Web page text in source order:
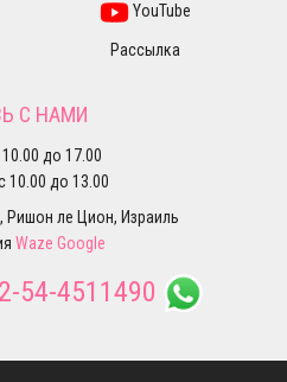
YouTube
Рассылка
С НАМИ
10.00 до 17.00
10.00 до 13.00
Ришон ле Цион, Израиль
Waze Google
54-4511490